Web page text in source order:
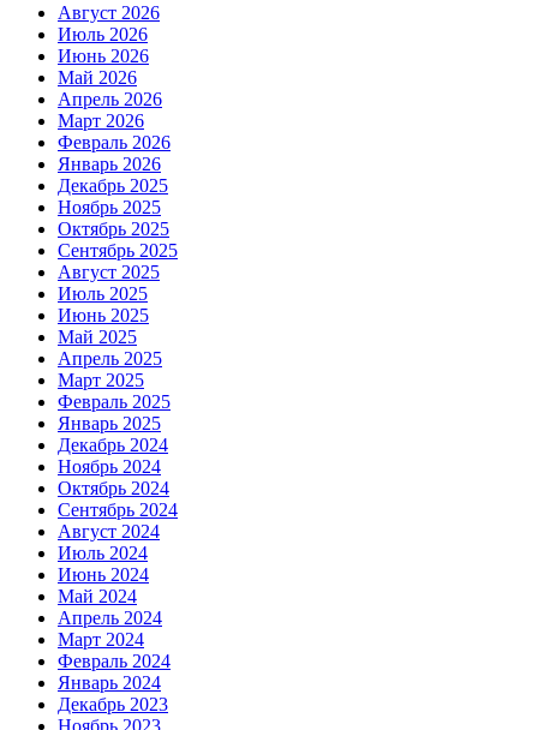
Август 2026
Июль 2026
Июнь 2026
Май 2026
Апрель 2026
Март 2026
Февраль 2026
Январь 2026
Декабрь 2025
Ноябрь 2025
Октябрь 2025
Сентябрь 2025
Август 2025
Июль 2025
Июнь 2025
Май 2025
Апрель 2025
Март 2025
Февраль 2025
Январь 2025
Декабрь 2024
Ноябрь 2024
Октябрь 2024
Сентябрь 2024
Август 2024
Июль 2024
Июнь 2024
Май 2024
Апрель 2024
Март 2024
Февраль 2024
Январь 2024
Декабрь 2023
Ноябрь 2023